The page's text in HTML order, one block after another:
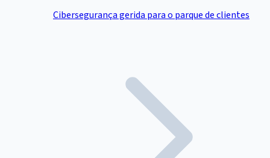
Cibersegurança gerida para o parque de clientes